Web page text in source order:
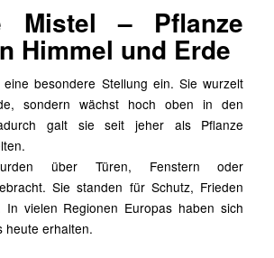
– Pflanze
Himmel und Erde
besondere Stellung ein. Sie wurzelt
sondern wächst hoch oben in den
galt sie seit jeher als Pflanze
über Türen, Fenstern oder
Sie standen für Schutz, Frieden
In vielen Regionen Europas haben sich
heute erhalten.